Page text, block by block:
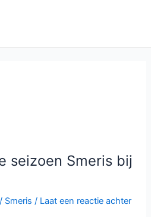
seizoen Smeris bij
/ Smeris / Laat een reactie achter